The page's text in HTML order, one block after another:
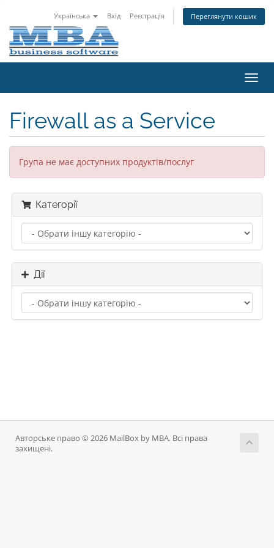
Українська Вхід Реєстрація Переглянути кошик
Firewall as a Service
Група не має доступних продуктів/послуг
Категорії
Дії
Авторське право © 2026 MailBox by MBA. Всі права
захищені.